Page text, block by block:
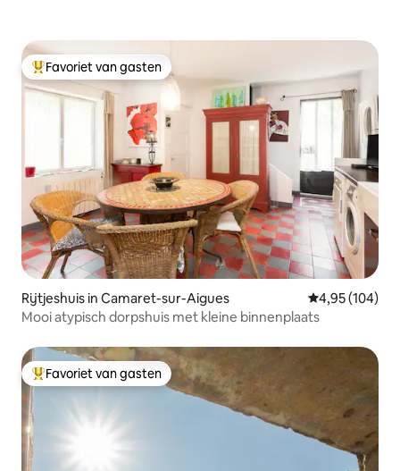
Topfavoriet van gasten
Favoriet van gasten
Rijtjeshuis in Camaret-sur-Aigues Gemiddelde
4,95 (104)
Mooi atypisch dorpshuis met kleine binnenplaats
Topfavoriet van gasten
Favoriet van gasten